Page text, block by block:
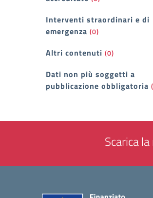
Interventi straordinari e di
emergenza (0)
Altri contenuti (0)
Dati non più soggetti a
pubblicazione obbligatoria
Scarica